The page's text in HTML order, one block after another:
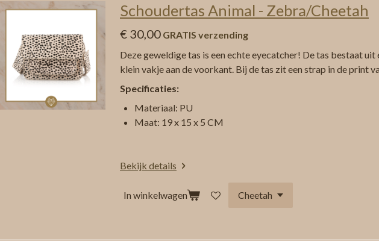
Schoudertas Animal - Zebra/Cheetah
€ 30,00 GRATIS verzending
Deze geweldige tas is een echte eyecatcher! De tas bestaat uit
klein vakje aan de voorkant. Bij de tas zit een strap in de print
Specificaties:
Materiaal: PU
Maat: 19 x 15 x 5 CM
Bekijk details
In winkelwagen